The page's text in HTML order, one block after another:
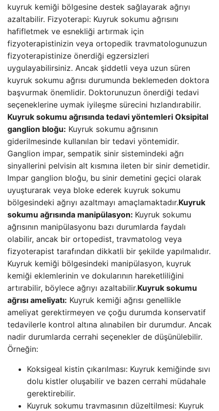
kuyruk kemiği bölgesine destek sağlayarak ağrıyı
azaltabilir. Fizyoterapi: Kuyruk sokumu ağrısını
hafifletmek ve esnekliği artırmak için
fizyoterapistinizin veya ortopedik travmatologunuzun
fizyoterapistinize önerdiği egzersizleri
uygulayabilirsiniz. Ancak şiddetli veya uzun süren
kuyruk sokumu ağrısı durumunda beklemeden doktora
başvurmak önemlidir. Doktorunuzun önerdiği tedavi
seçeneklerine uymak iyileşme sürecini hızlandırabilir.
Kuyruk sokumu ağrısında tedavi yöntemleri Oksipital
ganglion bloğu: Kuyruk sokumu ağrısının
giderilmesinde kullanılan bir tedavi yöntemidir.
Ganglion impar, sempatik sinir sistemindeki ağrı
sinyallerini pelvisin alt kısmına ileten bir sinir demetidir.
Impar ganglion bloğu, bu sinir demetini geçici olarak
uyuşturarak veya bloke ederek kuyruk sokumu
bölgesindeki ağrıyı azaltmayı amaçlamaktadır.Kuyruk
sokumu ağrısında manipülasyon: Kuyruk sokumu
ağrısının manipülasyonu bazı durumlarda faydalı
olabilir, ancak bir ortopedist, travmatolog veya
fizyoterapist tarafından dikkatli bir şekilde yapılmalıdır.
Kuyruk kemiği bölgesindeki manipülasyon, kuyruk
kemiği eklemlerinin ve dokularının hareketliliğini
artırabilir, böylece ağrıyı azaltabilir.Kuyruk sokumu
ağrısı ameliyatı: Kuyruk kemiği ağrısı genellikle
ameliyat gerektirmeyen ve çoğu durumda konservatif
tedavilerle kontrol altına alınabilen bir durumdur. Ancak
nadir durumlarda cerrahi seçenekler de düşünülebilir.
Örneğin:
Koksigeal kistin çıkarılması: Kuyruk kemiğinde sıvı
dolu kistler oluşabilir ve bazen cerrahi müdahale
gerektirebilir.
Kuyruk sokumu travmasının düzeltilmesi: Kuyruk